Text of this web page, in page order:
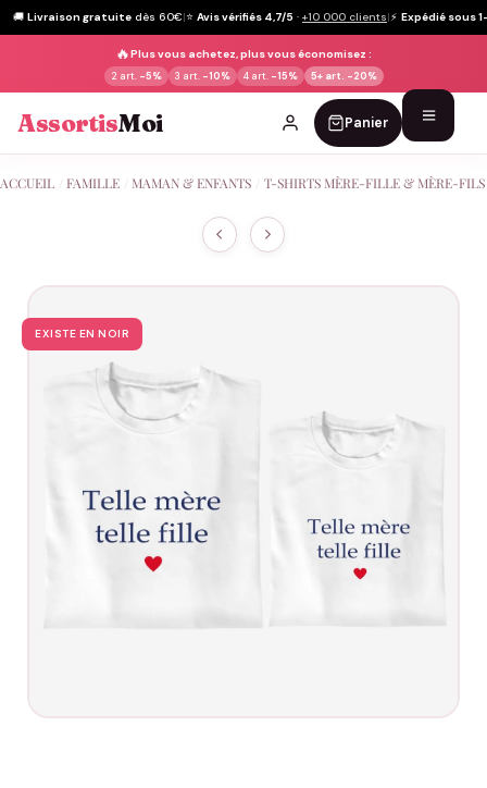
🚚 Livraison gratuite dès 60€|⭐ Avis vérifiés 4,7/5 · +10 000 clients|⚡ Expédié sous
🔥Plus vous achetez, plus vous économisez :
2 art. -5% 3 art. -10% 4 art. -15% 5+ art. -20%
AssortisMoi Panier
au
ACCUEIL FAMILLE MAMAN & ENFANTS T-SHIRTS MÈRE-FILLE & MÈRE-FILS
EXISTE EN NOIR